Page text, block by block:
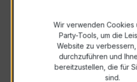
Anfrage
Als PDF
Wir verwenden Cookies
Party-Tools, um die
Website zu
durchzuführen und
bereitzustellen, die für
sind.